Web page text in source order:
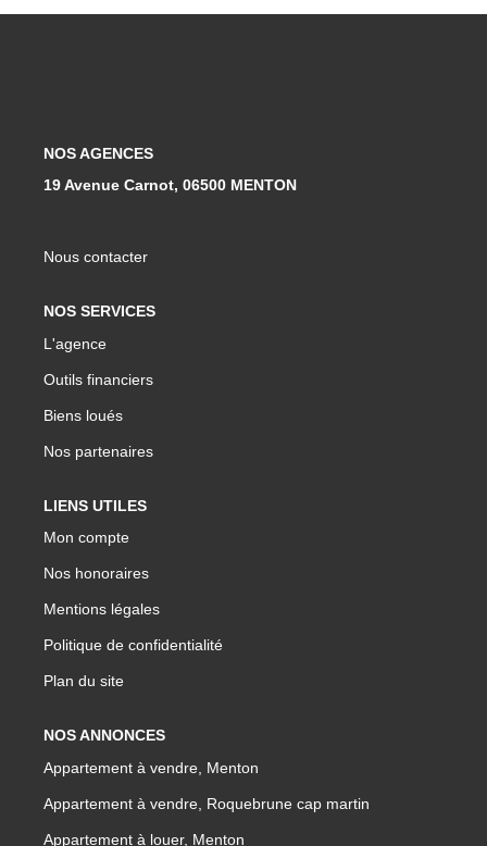
NOS AGENCES
19 Avenue Carnot, 06500 MENTON
Nous contacter
NOS SERVICES
L'agence
Outils financiers
Biens loués
Nos partenaires
LIENS UTILES
Mon compte
Nos honoraires
Mentions légales
Politique de confidentialité
Plan du site
NOS ANNONCES
Appartement à vendre, Menton
Appartement à vendre, Roquebrune cap martin
Appartement à louer, Menton